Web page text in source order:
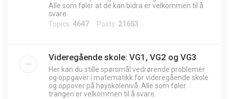
Alle som føler at de kan bidra er velkommen til å
svare.
Topics: 4647Posts: 21653
Videregående skole: VG1, VG2 og VG3
Her kan du stille spørsmål vedrørende problemer
og oppgaver i matematikk for videregående skole
og oppover på høyskolenivå. Alle som føler
trangen er velkommen til å svare.